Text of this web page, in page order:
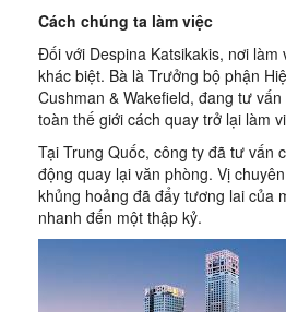
Cách chúng ta làm việc
Đối với Despina Katsikakis, nơi
khác biệt. Bà là Trưởng bộ phận
Cushman & Wakefield, đang tư
toàn thế giới cách quay trở lại làm
Tại Trung Quốc, công ty đã tư vấn
động quay lại văn phòng. Vị
khủng hoảng đã đẩy tương lai của
nhanh đến một thập kỷ.